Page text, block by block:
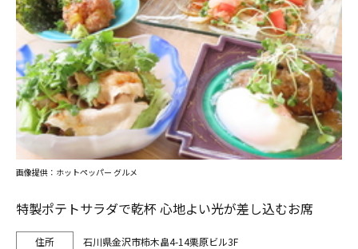
特製ポテトサラダで乾杯 心地よい光が差し込むお席
石川県金沢市柿木畠4-14栗原ビル3F
画像提供：ホットペッパー グルメ